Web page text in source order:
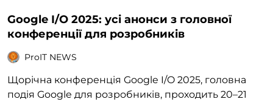
Google I/O 2025: усі анонси з головної
конференції для розробників
ProIT NEWS
Щорічна конференція Google I/O 2025, головна
подія Google для розробників, проходить 20–21